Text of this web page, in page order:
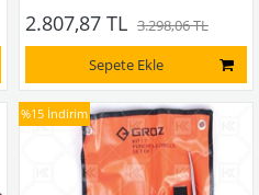
2.807,87 TL 3.298,06 TL
Sepete Ekle
%15 İndirim